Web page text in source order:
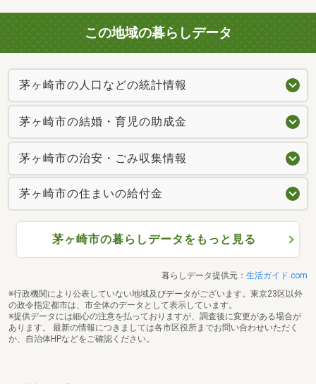
この地域の暮らしデータ
茅ヶ崎市の人口などの統計情報
茅ヶ崎市の結婚・育児の助成金
茅ヶ崎市の治安・ごみ収集情報
茅ヶ崎市の住まいの給付金
茅ヶ崎市の暮らしデータをもっと見る
暮らしデータ提供元： 生活ガイド.com
※行政機関により公表していない地域及びデータがございます。東京23区以外
の政令指定都市は、市全体のデータとして表示しています。
※提供データには細心の注意を払っておりますが、調査後に変更がある場合が
あります。 最新の情報につきましては各市区役所までお問い合わせいただく
か、自治体HPなどをご確認ください。